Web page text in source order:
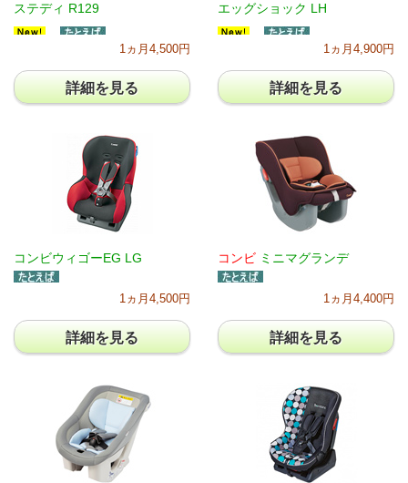
ステディ R129
1ヵ月4,500円
詳細を見る
エッグショック LH
1ヵ月4,900円
詳細を見る
コンビウィゴーEG LG
1ヵ月4,500円
詳細を見る
コンビ ミニマグランデ
1ヵ月4,400円
詳細を見る